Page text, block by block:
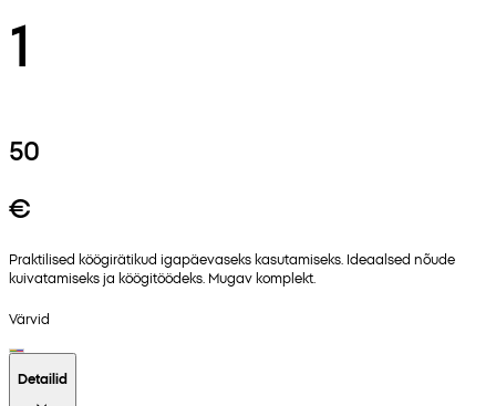
1
50
€
Praktilised köögirätikud igapäevaseks kasutamiseks. Ideaalsed nõude
kuivatamiseks ja köögitöödeks. Mugav komplekt.
Värvid
Detailid